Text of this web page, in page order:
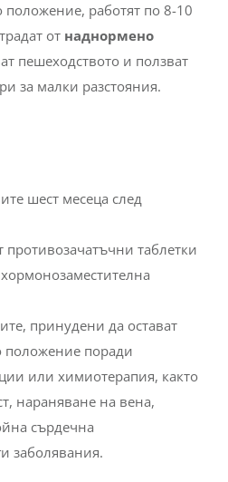
положение, работят по 8-10
от наднормено
пешеходството и ползват
за малки разстояния.
шест месеца след
таблетки
принудени да остават
положение поради
или химиотерапия, както
нараняване на вена,
сърдечна
заболявания.